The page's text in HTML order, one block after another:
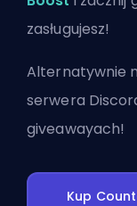
zasługujesz!
Alternatywnie
serwera
giveawayach!
Kup